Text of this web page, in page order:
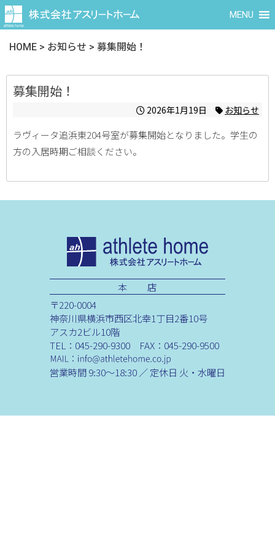
MENU
HOME > お知らせ > 募集開始！
募集開始！
2026年1月19日 お知らせ
ラヴィータ追浜東204号室が募集開始となりました。学生の
方の入居時期ご相談ください。
本 店
〒220-0004
神奈川県横浜市西区北幸1丁目2番10号
アスカ2ビル10階
TEL：045-290-9300 FAX：045-290-9500
営業時間 9:30～18:30 ／ 定休日 火・水曜日